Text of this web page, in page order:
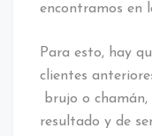
encontramos en
Para esto, hay
clientes
brujo o chamán,
resultado y de